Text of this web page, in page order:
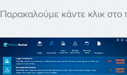
Παρακαλούμε κάντε κλικ